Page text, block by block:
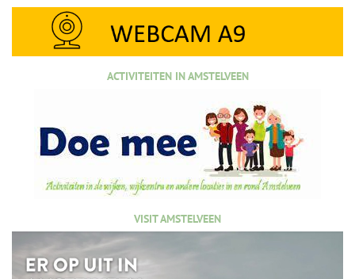
ACTIVITEITEN IN AMSTELVEEN
VISIT AMSTELVEEN